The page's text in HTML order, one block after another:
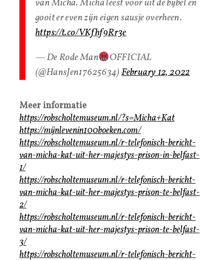
van Micha. Micha leest voor uit de bijbel en
gooit er even zijn eigen sausje overheen.
https://t.co/VKfhf9Rr3e
— De Rode Man
OFFICIAL
(@HansJen17625634)February 12, 2022
Meer informatie
https://robscholtemuseum.nl/?s=Micha+Kat
https://mijnlevenin100boeken.com/
https://robscholtemuseum.nl/r-telefonisch-bericht-
van-micha-kat-uit-her-majestys-prison-in-belfast-
1/
https://robscholtemuseum.nl/r-telefonisch-bericht-
van-micha-kat-uit-her-majestys-prison-te-belfast-
2/
https://robscholtemuseum.nl/r-telefonisch-bericht-
van-micha-kat-uit-her-majestys-prison-te-belfast-
3/
https://robscholtemuseum.nl/r-telefonisch-bericht-